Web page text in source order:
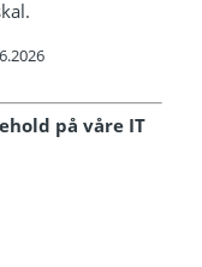
på våre IT